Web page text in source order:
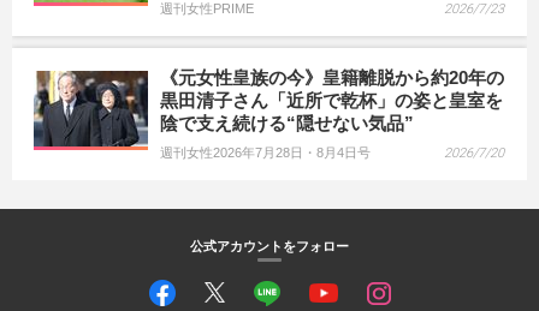
週刊女性PRIME 2026/7/23
《元女性皇族の今》皇籍離脱から約20年の
黒田清子さん「近所で乾杯」の姿と皇室を
陰で支え続ける“隠せない気品”
週刊女性2026年7月28日・8月4日号 2026/7/20
公式アカウントをフォロー